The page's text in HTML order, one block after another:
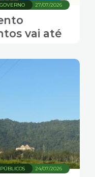
27/07/2026
GOVERNO
vai até
24/07/2026